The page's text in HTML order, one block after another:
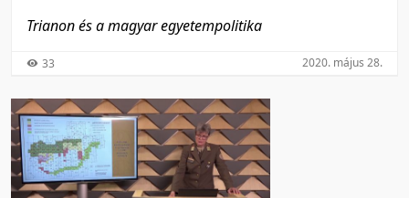
Trianon és a magyar egyetempolitika
33 2020. május 28.